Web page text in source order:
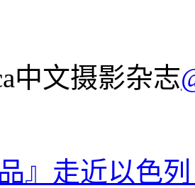
中文摄影杂志
品』走近以色